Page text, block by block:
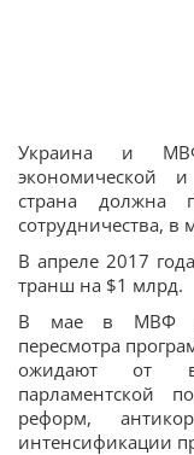
Украина и
экономической
страна должна
сотрудничества, в
В апреле 2017
транш на $1 млрд.
В мае в МВФ
пересмотра
ожидают от
парламентской
реформ,
интенсификации